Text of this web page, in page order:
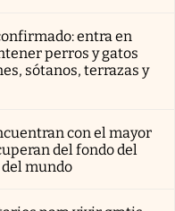
entra en
perros y gatos
sótanos, terrazas y
con el mayor
del fondo del
mundo